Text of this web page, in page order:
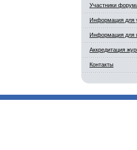
Участники
Информация для
Информация для
Аккредитация
Контакты